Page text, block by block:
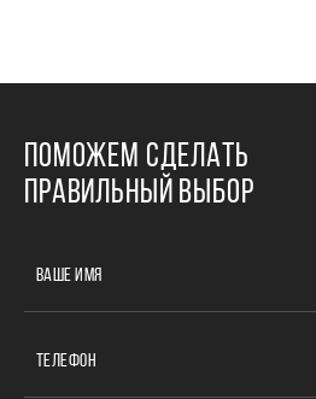
ПОМОЖЕМ СДЕЛАТЬ
ПРАВИЛЬНЫЙ ВЫБОР
ВАШЕ ИМЯ
ТЕЛЕФОН